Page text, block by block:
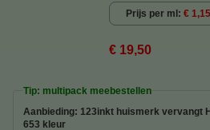
Prijs per ml € 1,15
€ 19,50
Tip: multipack meebestellen
Aanbieding: 123inkt huismerk vervangt
653 kleur